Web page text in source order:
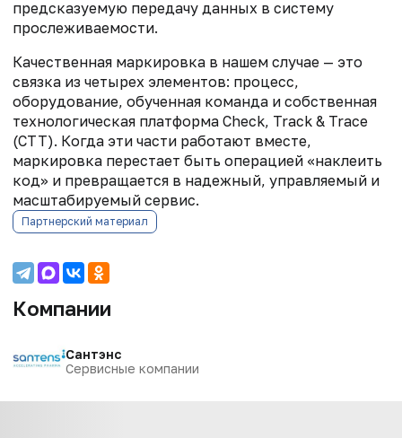
предсказуемую передачу данных в систему
прослеживаемости.
Качественная маркировка в нашем случае — это
связка из четырех элементов: процесс,
оборудование, обученная команда и собственная
технологическая платформа Check, Track & Trace
(CTT). Когда эти части работают вместе,
маркировка перестает быть операцией «наклеить
код» и превращается в надежный, управляемый и
масштабируемый сервис.
Партнерский материал
Компании
Сантэнс
Сервисные компании